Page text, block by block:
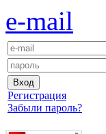
e-mail
Регистрация
Забыли пароль?